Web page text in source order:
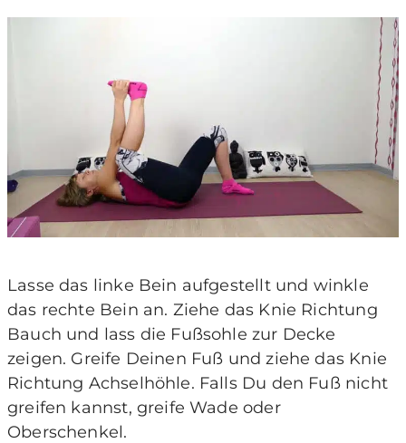
Lasse das linke Bein aufgestellt und winkle
das rechte Bein an. Ziehe das Knie Richtung
Bauch und lass die Fußsohle zur Decke
zeigen. Greife Deinen Fuß und ziehe das Knie
Richtung Achselhöhle. Falls Du den Fuß nicht
greifen kannst, greife Wade oder
Oberschenkel.